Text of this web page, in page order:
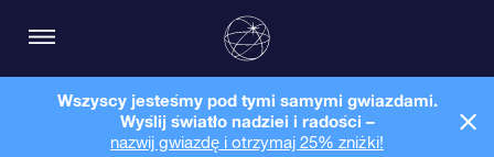
Wszyscy jesteśmy pod tymi samymi gwiazdami.
Wyślij światło nadziei i radości –
nazwij gwiazdę i otrzymaj 25% zniżki!